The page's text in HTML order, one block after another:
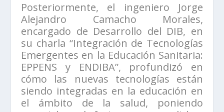
Posteriormente, el ingeniero Jorge
Alejandro Camacho Morales,
encargado de Desarrollo del DIB, en
su charla “Integración de Tecnologías
Emergentes en la Educación Sanitaria:
EPPENS y ENDIBA”, profundizó en
cómo las nuevas tecnologías están
siendo integradas en la educación en
el ámbito de la salud, poniendo